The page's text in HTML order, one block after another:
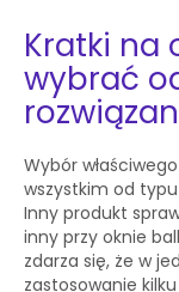
Kratki na
wybrać
Wybór
wszystkim od
Inny produkt
inny przy oknie
zdarza się, że w
zastosowanie